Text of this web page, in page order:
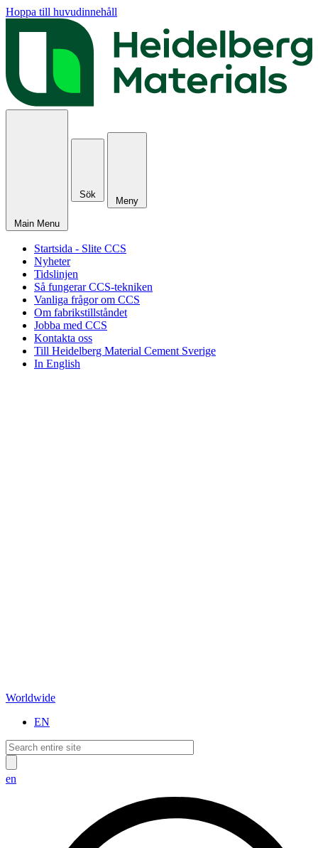
Hoppa till huvudinnehåll
Main Menu
Sök
Meny
Startsida - Slite CCS
Nyheter
Tidslinjen
Så fungerar CCS-tekniken
Vanliga frågor om CCS
Om fabrikstillståndet
Jobba med CCS
Kontakta oss
Till Heidelberg Material Cement Sverige
In English
Worldwide
EN
en